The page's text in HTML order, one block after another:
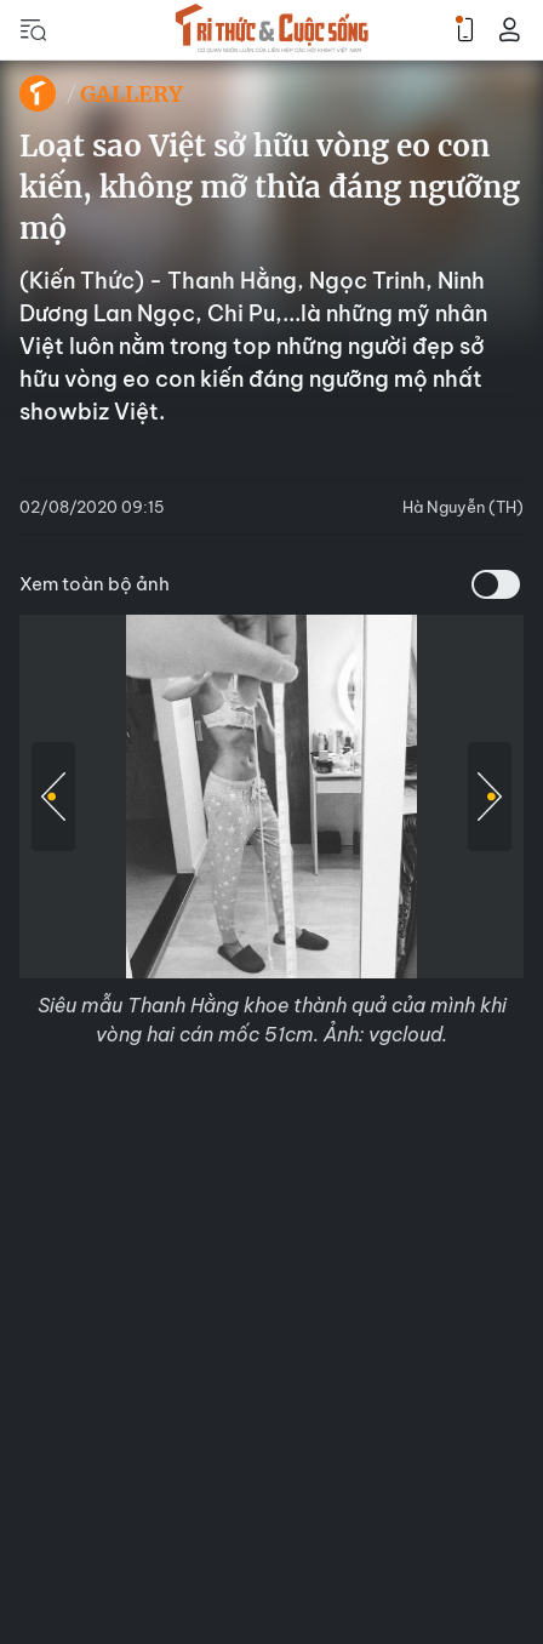
GALLERY
Loạt sao Việt sở hữu vòng eo con
kiến, không mỡ thừa đáng ngưỡng
mộ
(Kiến Thức) - Thanh Hằng, Ngọc Trinh, Ninh
Dương Lan Ngọc, Chi Pu,...là những mỹ nhân
Việt luôn nằm trong top những người đẹp sở
hữu vòng eo con kiến đáng ngưỡng mộ nhất
showbiz Việt.
02/08/2020 09:15 Hà Nguyễn (TH)
Xem toàn bộ ảnh
Siêu mẫu Thanh Hằng khoe thành quả của mình khi
vòng hai cán mốc 51cm. Ảnh: vgcloud.